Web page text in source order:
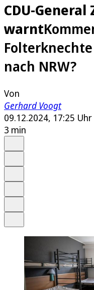
CDU-
warnt
nach NRW?
Von
Gerhard Voogt
09.12.2024, 17:25 Uhr
3 min